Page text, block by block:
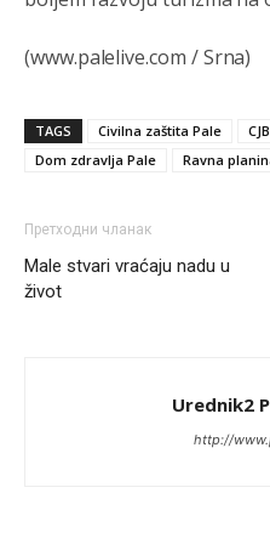
(www.palelive.com / Srna)
TAGS Civilna zaštita Pale
Dom zdravlja Pale
Ravna
Претходни чланак
Male stvari vraćaju nadu u
život
Urednik2
http://
Анонимно2806773
7:01
Анонимно2806773 7:05
Анонимно2806721
Promjeni dilera
niko sa 23 posto federacije